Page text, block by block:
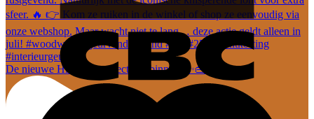
De nieuwe Hi-Di-Hi collectie is binnen! ✨👜 En dez